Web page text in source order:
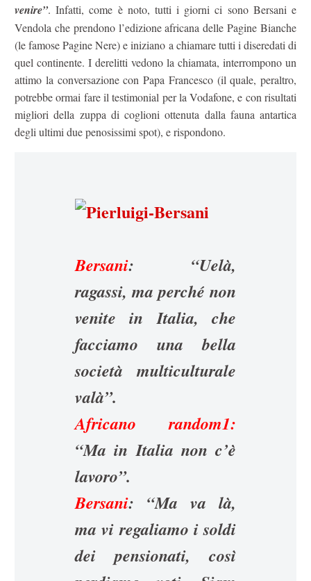
venire”. Infatti, come è noto, tutti i giorni ci sono Bersani e
Vendola che prendono l’edizione africana delle Pagine Bianche
(le famose Pagine Nere) e iniziano a chiamare tutti i diseredati di
quel continente. I derelitti vedono la chiamata, interrompono un
attimo la conversazione con Papa Francesco (il quale, peraltro,
potrebbe ormai fare il testimonial per la Vodafone, e con risultati
migliori della zuppa di coglioni ottenuta dalla fauna antartica
degli ultimi due penosissimi spot), e rispondono.
Bersani: “Uelà,
ragassi, ma perché non
venite in Italia, che
facciamo una bella
società multiculturale
valà”.
Africano random1:
“Ma in Italia non c’è
lavoro”.
Bersani: “Ma va là,
ma vi regaliamo i soldi
dei pensionati, così